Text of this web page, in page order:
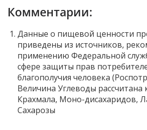
Комментарии:
Данные о пищевой ценности
приведены из источников,
применению Федеральной
сфере защиты прав
благополучия человека
Величина Углеводы рассчитана
Крахмала, Моно-дисахаридов,
Сахарозы